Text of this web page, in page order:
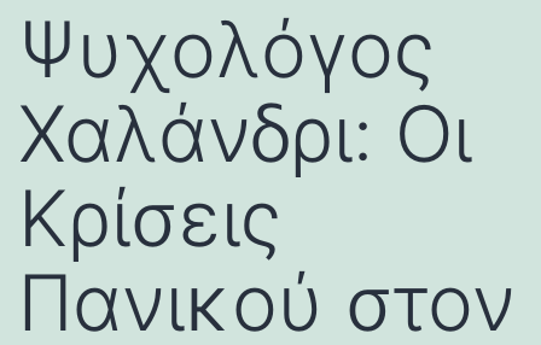
Ψυχολόγος
Χαλάνδρι: Οι
Κρίσεις
Πανικού στον